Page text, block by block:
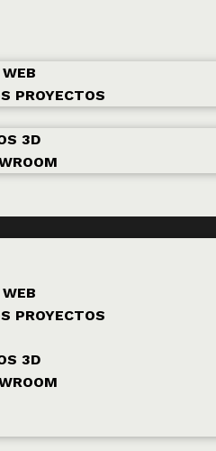
PROYECTOS
3D
PROYECTOS
3D